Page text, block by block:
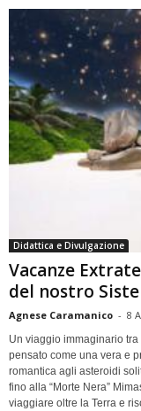
Didattica e Divulgazione
Vacanze
del nostro
Agnese Caramanico - 8
Un viaggio immaginario
pensato come una vera e
romantica agli asteroidi
fino alla “Morte Nera”
viaggiare oltre la Terra e